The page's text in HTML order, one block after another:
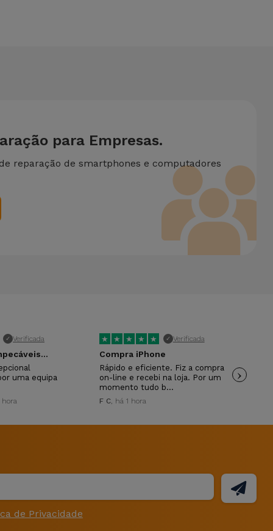
para Empresas.
reparação de smartphones e computadores
✓ Verificada
uma equipa
hora
★ ★ ★ ★ ★ ✓ Verificada
Compra iPhone
Rápido e eficiente. Fiz a compra
on-line e recebi na loja. Por um
momento tudo b…
F C, há 1 hora
›
de Privacidade